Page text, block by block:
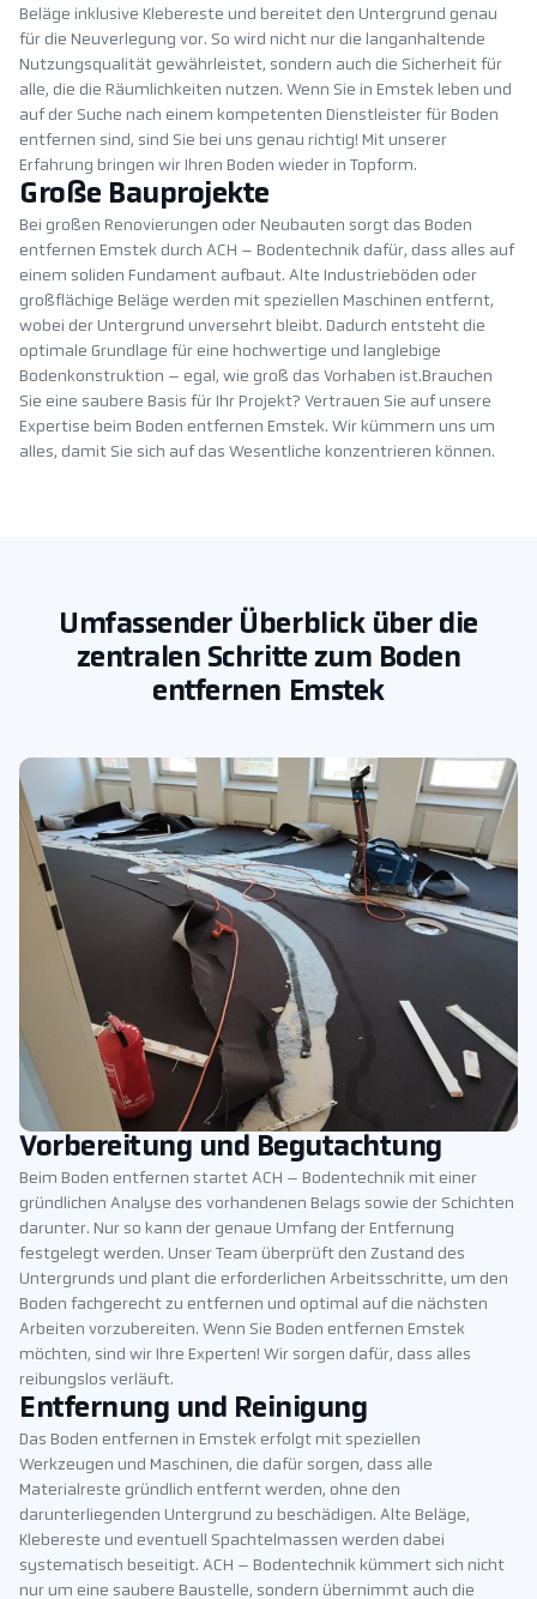
Beläge inklusive Klebereste und bereitet den Untergrund genau
für die Neuverlegung vor. So wird nicht nur die langanhaltende
Nutzungsqualität gewährleistet, sondern auch die Sicherheit für
alle, die die Räumlichkeiten nutzen. Wenn Sie in Emstek leben und
auf der Suche nach einem kompetenten Dienstleister für Boden
entfernen sind, sind Sie bei uns genau richtig! Mit unserer
Erfahrung bringen wir Ihren Boden wieder in Topform.
Große Bauprojekte
Bei großen Renovierungen oder Neubauten sorgt das Boden
entfernen Emstek durch ACH – Bodentechnik dafür, dass alles auf
einem soliden Fundament aufbaut. Alte Industrieböden oder
großflächige Beläge werden mit speziellen Maschinen entfernt,
wobei der Untergrund unversehrt bleibt. Dadurch entsteht die
optimale Grundlage für eine hochwertige und langlebige
Bodenkonstruktion – egal, wie groß das Vorhaben ist.Brauchen
Sie eine saubere Basis für Ihr Projekt? Vertrauen Sie auf unsere
Expertise beim Boden entfernen Emstek. Wir kümmern uns um
alles, damit Sie sich auf das Wesentliche konzentrieren können.
Umfassender Überblick über die
zentralen Schritte zum Boden
entfernen Emstek
Vorbereitung und Begutachtung
Beim Boden entfernen startet ACH – Bodentechnik mit einer
gründlichen Analyse des vorhandenen Belags sowie der Schichten
darunter. Nur so kann der genaue Umfang der Entfernung
festgelegt werden. Unser Team überprüft den Zustand des
Untergrunds und plant die erforderlichen Arbeitsschritte, um den
Boden fachgerecht zu entfernen und optimal auf die nächsten
Arbeiten vorzubereiten. Wenn Sie Boden entfernen Emstek
möchten, sind wir Ihre Experten! Wir sorgen dafür, dass alles
reibungslos verläuft.
Entfernung und Reinigung
Das Boden entfernen in Emstek erfolgt mit speziellen
Werkzeugen und Maschinen, die dafür sorgen, dass alle
Materialreste gründlich entfernt werden, ohne den
darunterliegenden Untergrund zu beschädigen. Alte Beläge,
Klebereste und eventuell Spachtelmassen werden dabei
systematisch beseitigt. ACH – Bodentechnik kümmert sich nicht
nur um eine saubere Baustelle, sondern übernimmt auch die